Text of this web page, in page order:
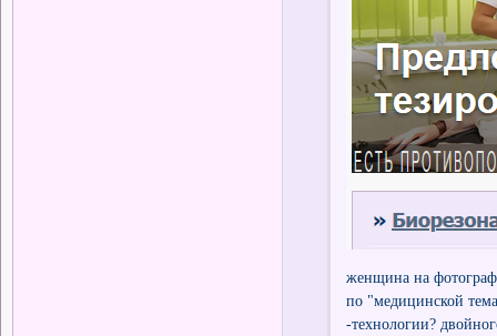
женщина на
по "медицинской
-технологии?